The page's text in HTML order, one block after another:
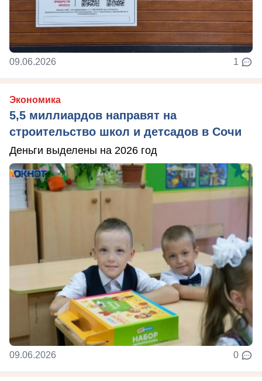
09.06.2026 1
Экономика
5,5 миллиардов направят на
строительство школ и детсадов в Сочи
Деньги выделены на 2026 год
09.06.2026 0